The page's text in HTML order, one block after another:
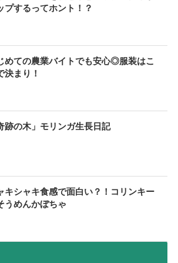
プするってホント！？
めての農業バイトでも安心◎服装はこ
決まり！
跡の木」モリンガ生長日記
キシャキ食感で面白い？！コリンキー
うめんかぼちゃ